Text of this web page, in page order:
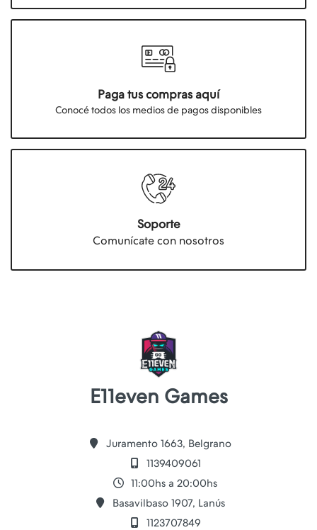
Paga tus compras aquí
Conocé todos los medios de pagos disponibles
Soporte
Comunícate con nosotros
E11even Games
Juramento 1663, Belgrano
1139409061
11:00hs a 20:00hs
Basavilbaso 1907, Lanús
1123707849